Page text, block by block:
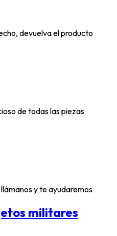
devuelva el producto
de todas las piezas
y te ayudaremos
militares